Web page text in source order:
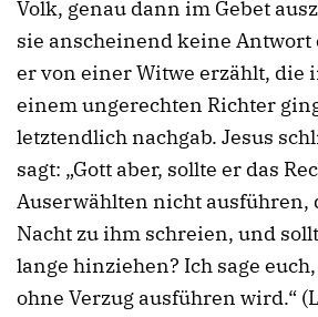
Volk, genau dann im Gebet
sie anscheinend keine
er von einer Witwe erzählt, die
einem ungerechten Richter
letztendlich nachgab. Jesus
sagt: „Gott aber, sollte er das
Auserwählten nicht ausführen,
Nacht zu ihm schreien, und
lange hinziehen? Ich sage
ohne Verzug ausführen wird.“